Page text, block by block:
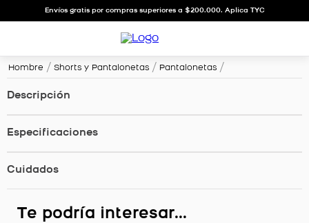
Envíos gratis por compras superiores a $200.000. Aplica TYC
Hombre Shorts y Pantalonetas Pantalonetas
Descripción
Especificaciones
Cuidados
Te podría interesar...